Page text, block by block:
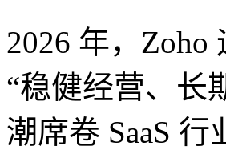
2026 年，
“稳健经营、长
潮席卷 SaaS